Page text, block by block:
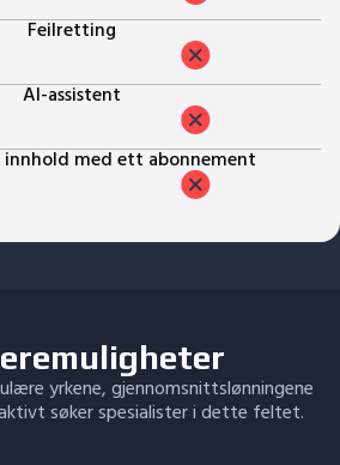
Feilretting
AI-assistent
med ett abonnement
yrkene, gjennomsnittslønningene
søker spesialister i dette feltet.